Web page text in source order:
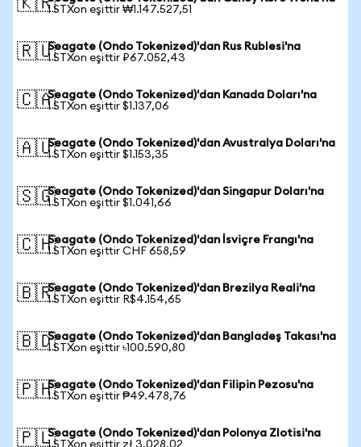
🇰🇷1 STXon eşittir ₩1.147.527,51
🇷🇺Seagate (Ondo Tokenized)'dan Rus Rublesi'na
1 STXon eşittir ₽67.052,43
🇨🇦Seagate (Ondo Tokenized)'dan Kanada Doları'na
1 STXon eşittir $1.137,06
🇦🇺Seagate (Ondo Tokenized)'dan Avustralya Doları'na
1 STXon eşittir $1.153,35
🇸🇬Seagate (Ondo Tokenized)'dan Singapur Doları'na
1 STXon eşittir $1.041,66
🇨🇭Seagate (Ondo Tokenized)'dan İsviçre Frangı'na
1 STXon eşittir CHF 658,59
🇧🇷Seagate (Ondo Tokenized)'dan Brezilya Reali'na
1 STXon eşittir R$4.154,65
🇧🇩Seagate (Ondo Tokenized)'dan Bangladeş Takası'na
1 STXon eşittir ৳100.590,80
🇵🇭Seagate (Ondo Tokenized)'dan Filipin Pezosu'na
1 STXon eşittir ₱49.478,76
🇵🇱Seagate (Ondo Tokenized)'dan Polonya Zlotisi'na
1 STXon eşittir zł 3.028,02